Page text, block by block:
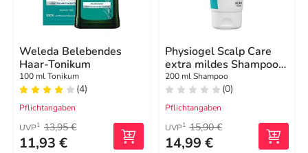
Weleda Belebendes
Haar-Tonikum
100 ml Tonikum
(4)
Pflichtangaben
UVP1 13,95 €
11,93 €
Physiogel Scalp Care
extra mildes Shampoo
für irritierte Kopfhaut
200 ml Shampoo
(0)
Pflichtangaben
UVP1 15,90 €
14,99 €